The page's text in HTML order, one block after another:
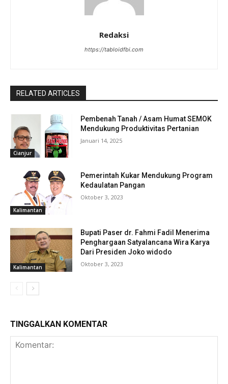
Redaksi
https://tabloidfbi.com
RELATED ARTICLES
Cianjur
Pembenah Tanah / Asam Humat SEMOK
Mendukung Produktivitas Pertanian
Januari 14, 2025
Kalimantan
Pemerintah Kukar Mendukung Program
Kedaulatan Pangan
Oktober 3, 2023
Kalimantan
Bupati Paser dr. Fahmi Fadil Menerima
Penghargaan Satyalancana Wira Karya
Dari Presiden Joko widodo
Oktober 3, 2023
TINGGALKAN KOMENTAR